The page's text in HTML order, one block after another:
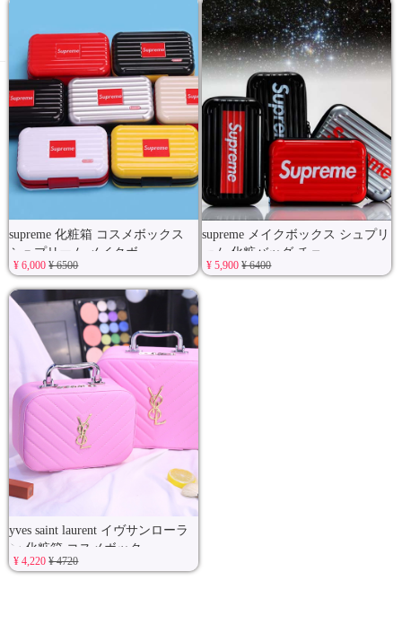
supreme 化粧箱 コスメボックス
シュプリーム メイクボ
¥ 6,000¥ 6500
supreme メイクボックス シュプリ
ーム 化粧バッグ チェ
¥ 5,900¥ 6400
yves saint laurent イヴサンローラ
ン 化粧箱 コスメボック
¥ 4,220¥ 4720